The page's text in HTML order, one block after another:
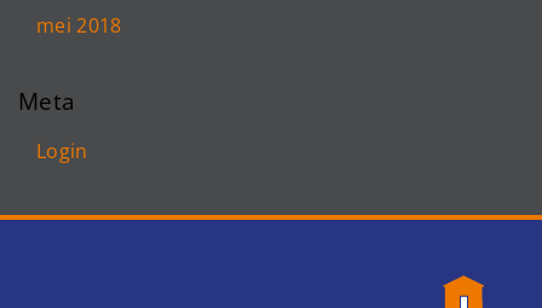
mei 2018
Meta
Login